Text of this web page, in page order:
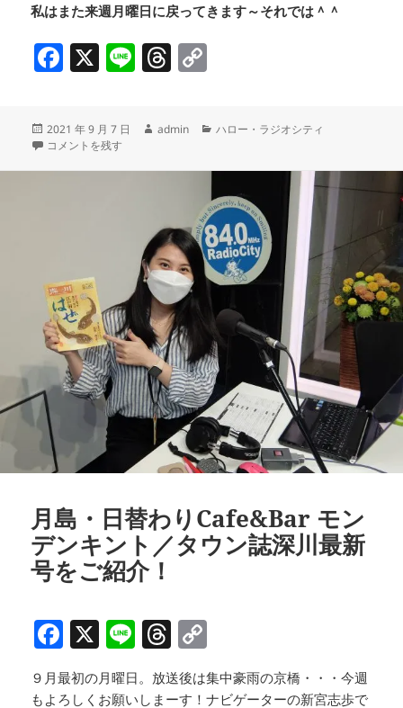
私はまた来週月曜日に戻ってきます～それでは＾＾
F
c
e
b
X Li
e
T
re
a
d
y
Li
n
k
投
稿
2021 年 9 月 7 日
作
admin
カ
ー
ハロー・ラジオシティ
人形町・スクワット特化型ジム「PANDAGYM」／ことしの中秋の名月
コメントを残す
月島・日替わりCafe&Bar モン
デンキント／タウン誌深川最新
号をご紹介！
F
a
c
X Li
n
e
T
h
re
o
p
９月最初の月曜日。放送後は集中豪雨の京橋・・・今週
もよろしくお願いしまーす！ナビゲーターの新宮志歩で